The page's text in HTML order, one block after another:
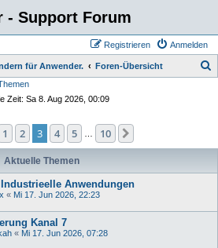
- Support Forum
Anmelden
Registrieren
für Anwender. Foren-Übersicht
Zeit: Sa 8. Aug 2026, 00:09
von
Vorherige
1 2 3 4 5 10
Aktuelle Themen
Anwendungen
« Mi 17. Jun 2026, 22:23
Kanal 7
« Mi 17. Jun 2026, 07:28